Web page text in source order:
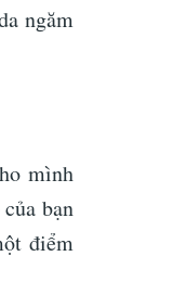
ngăm
mình
bạn
điểm